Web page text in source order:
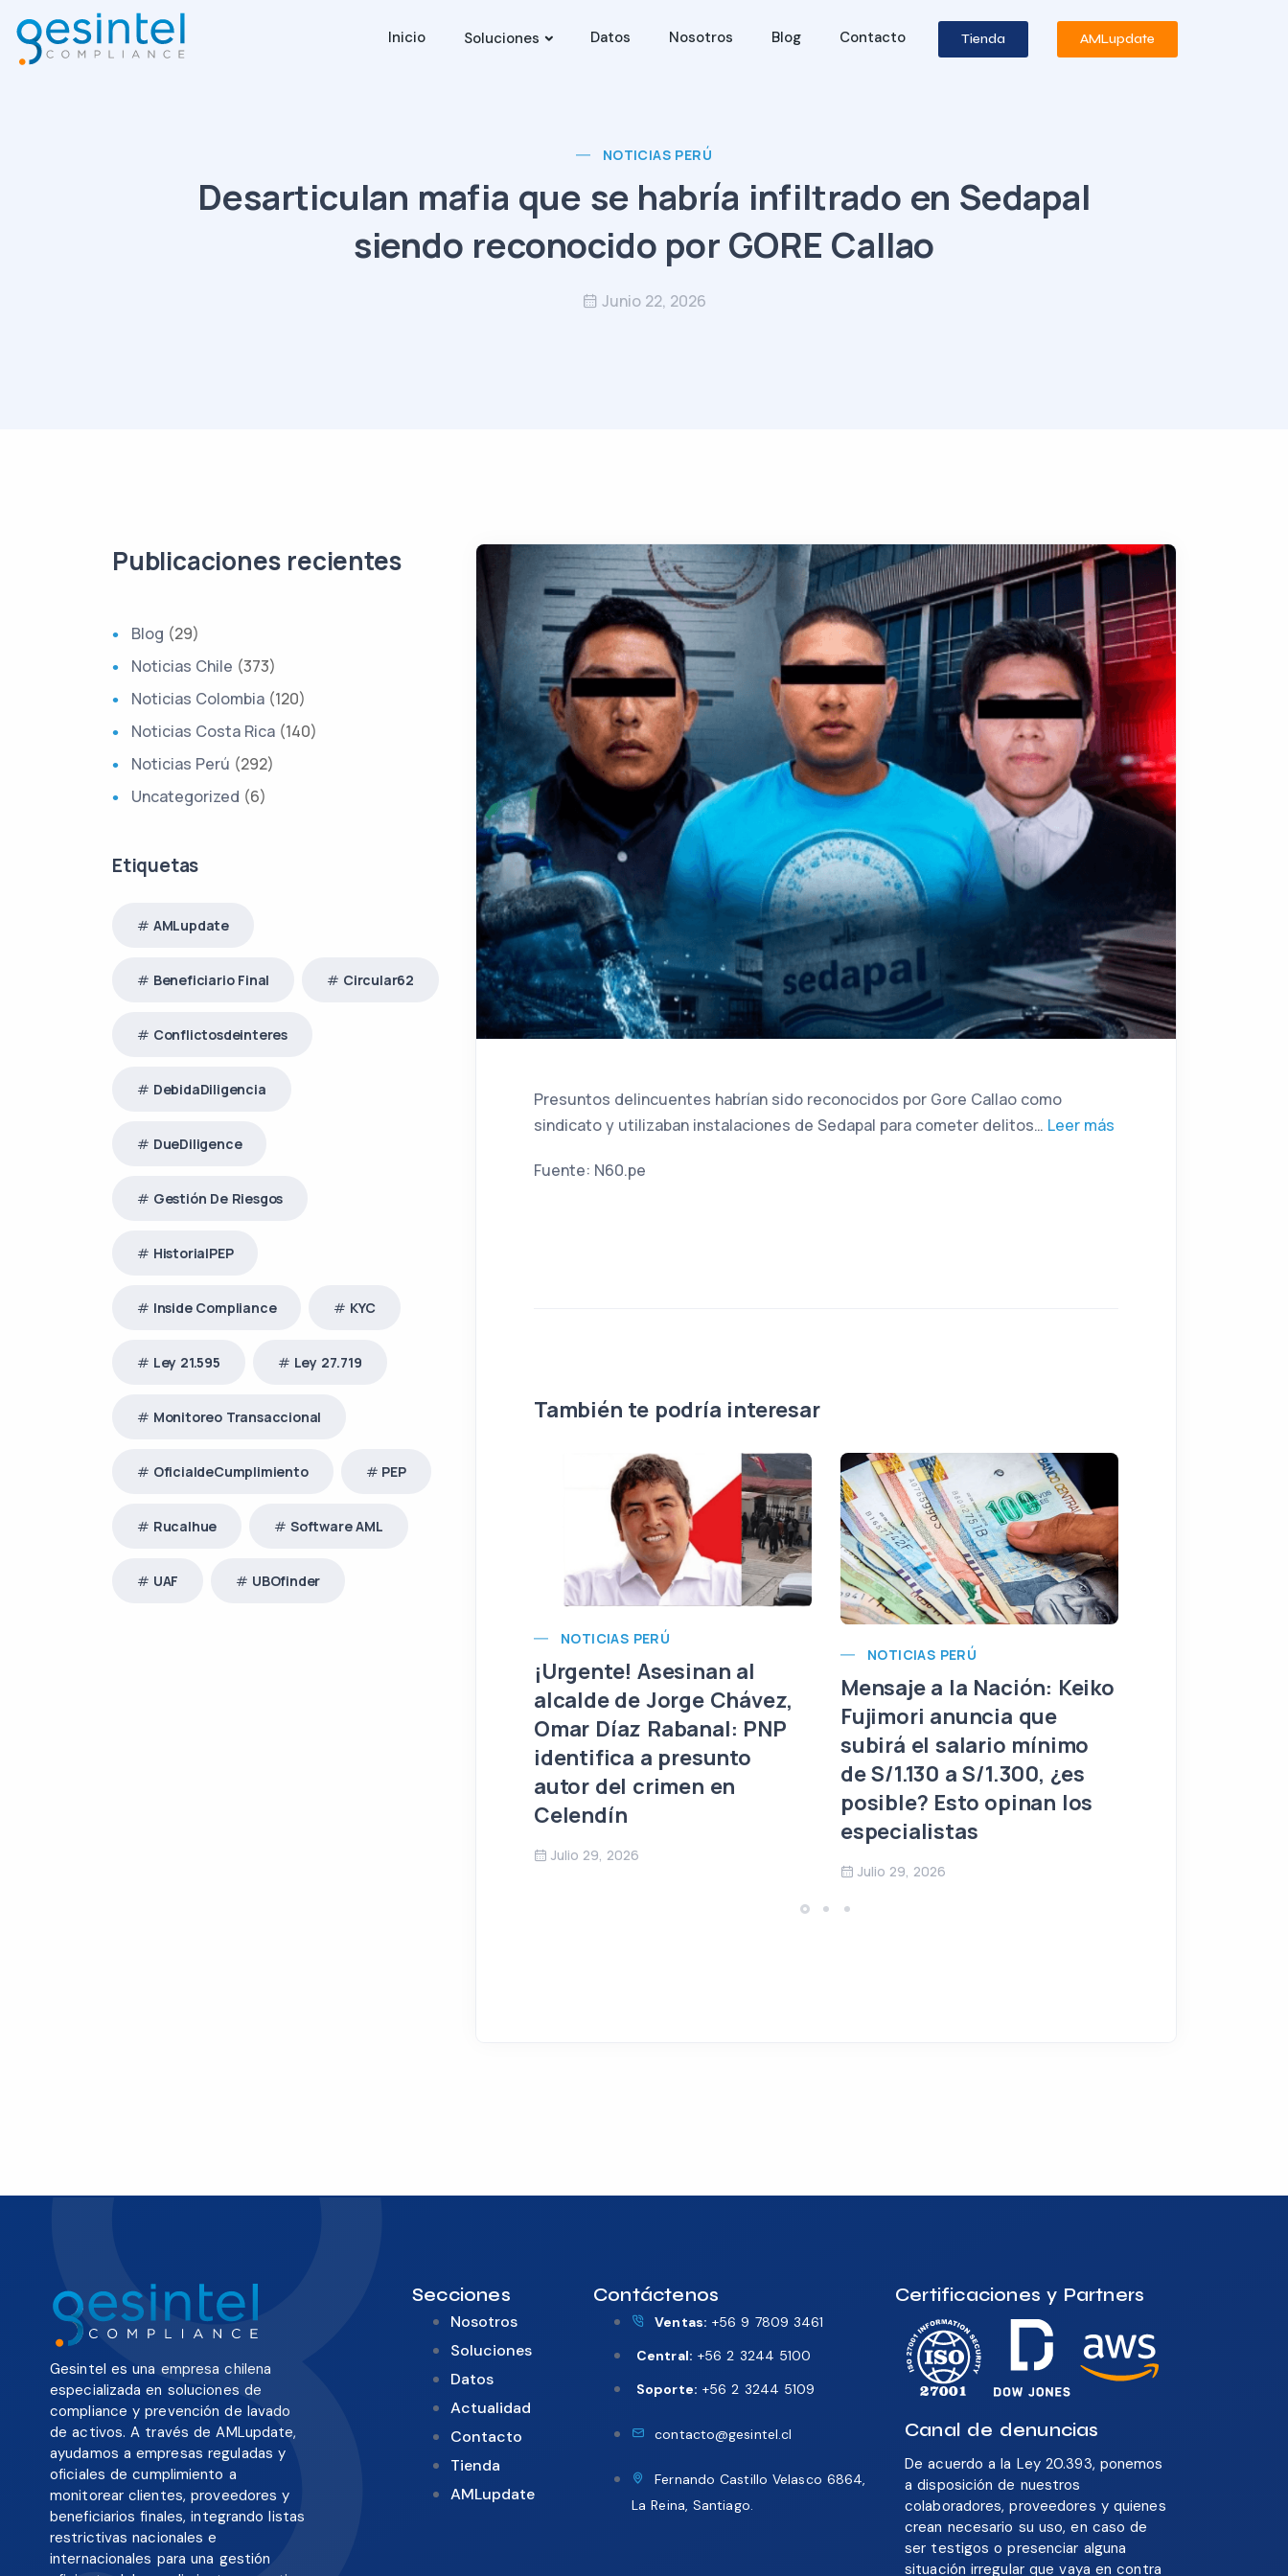
Inicio Soluciones Datos Nosotros Blog Contacto Tienda AMLupdate
NOTICIAS PERÚ
Desarticulan mafia que se habría infiltrado en Sedapal
siendo reconocido por GORE Callao
Junio 22, 2026
Presuntos delincuentes habrían sido reconocidos por Gore Callao como
sindicato y utilizaban instalaciones de Sedapal para cometer delitos… Leer más
Fuente: N60.pe
También te podría interesar
NOTICIAS PERÚ
¡Urgente! Asesinan al
alcalde de Jorge Chávez,
Omar Díaz Rabanal: PNP
identifica a presunto
autor del crimen en
Celendín
Julio 29, 2026
NOTICIAS PERÚ
Mensaje a la Nación: Keiko
Fujimori anuncia que
subirá el salario mínimo
de S/1.130 a S/1.300, ¿es
posible? Esto opinan los
especialistas
Julio 29, 2026
Publicaciones recientes
Blog (29)
Noticias Chile (373)
Noticias Colombia (120)
Noticias Costa Rica (140)
Noticias Perú (292)
Uncategorized (6)
Etiquetas
AMLupdate
Beneficiario Final Circular62
Conflictosdeinteres
DebidaDiligencia
DueDiligence
Gestión De Riesgos
HistorialPEP
Inside Compliance KYC
Ley 21.595 Ley 27.719
Monitoreo Transaccional
OficialdeCumplimiento PEP
Rucalhue Software AML
UAF UBOfinder
Gesintel es una empresa chilena
especializada en soluciones de
compliance y prevención de lavado
de activos. A través de AMLupdate,
ayudamos a empresas reguladas y
oficiales de cumplimiento a
monitorear clientes, proveedores y
beneficiarios finales, integrando listas
restrictivas nacionales e
internacionales para una gestión
Secciones
Nosotros
Soluciones
Datos
Actualidad
Contacto
Tienda
AMLupdate
Contáctenos
Ventas: +56 9 7809 3461
Central: +56 2 3244 5100
Soporte: +56 2 3244 5109
contacto@gesintel.cl
Fernando Castillo Velasco 6864,
La Reina, Santiago.
Certificaciones y Partners
Canal de denuncias
De acuerdo a la Ley 20.393, ponemos
a disposición de nuestros
colaboradores, proveedores y quienes
crean necesario su uso, en caso de
ser testigos o presenciar alguna
situación irregular que vaya en contra